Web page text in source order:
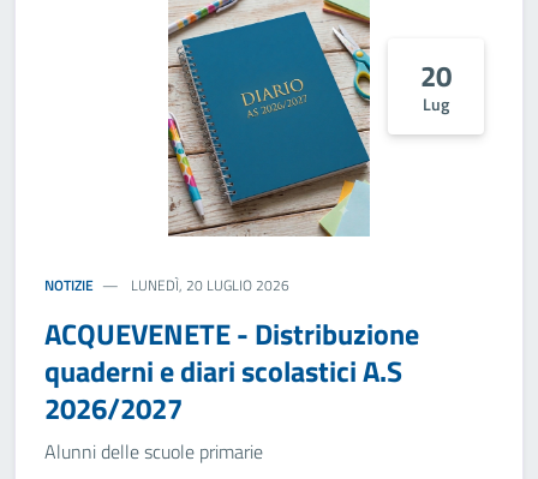
20
Lug
NOTIZIE LUNEDÌ, 20 LUGLIO 2026
ACQUEVENETE - Distribuzione
quaderni e diari scolastici A.S
2026/2027
Alunni delle scuole primarie